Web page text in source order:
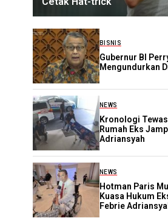
BISNIS
Gubernur BI
Mengundurkan
NEWS
Kronologi
Rumah Eks
Adriansyah
NEWS
Hotman Paris
Kuasa Hukum
Febrie